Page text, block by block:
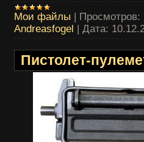
Мои файлы | Просмотров:
Andreasfogel | Дата:
Пистолет-